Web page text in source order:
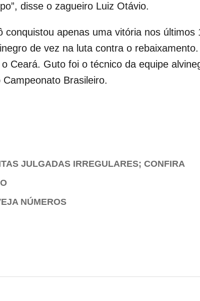
disse o zagueiro Luiz Otávio.
apenas uma vitória nos últimos
de vez na luta contra o rebaixamento.
Ceará. Guto foi o técnico da equipe
Brasileiro.
JULGADAS IRREGULARES; CONFIRA
NÚMEROS